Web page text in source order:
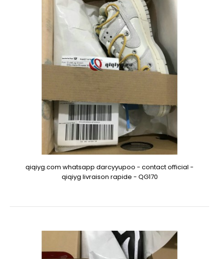
qiqiyg.com whatsapp darcyyupoo - contact official -
qiqiyg livraison rapide - QG170